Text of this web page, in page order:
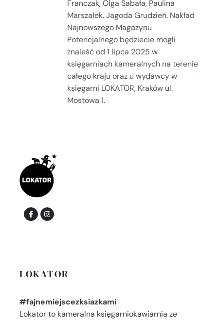
Franczak, Olga Sabała, Paulina
Marszałek, Jagoda Grudzień. Nakład
Najnowszego Magazynu
Potencjalnego będziecie mogli
znaleść od 1 lipca 2025 w
księgarniach kameralnych na terenie
całego kraju oraz u wydawcy w
księgarni LOKATOR, Kraków ul.
Mostowa 1.
LOKATOR
#fajnemiejscezksiazkami
Lokator to kameralna księgarniokawiarnia ze